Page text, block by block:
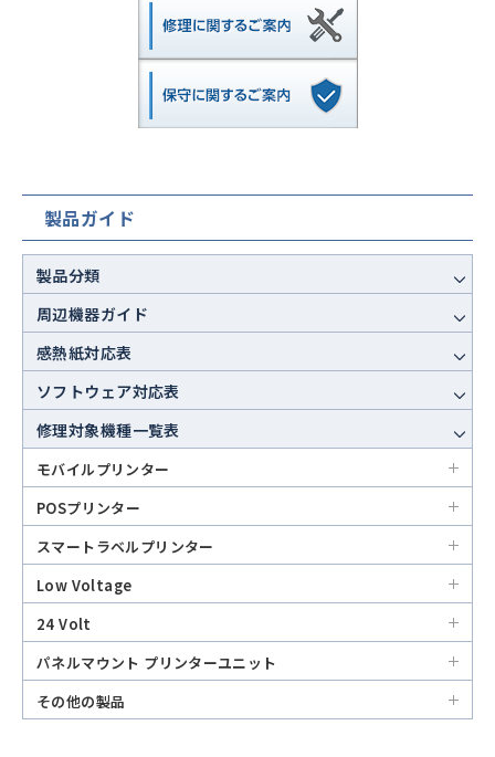
製品ガイド
製品分類
周辺機器ガイド
感熱紙対応表
ソフトウェア対応表
修理対象機種一覧表
モバイルプリンター
POSプリンター
スマートラベルプリンター
Low Voltage
24 Volt
パネルマウント プリンターユニット
その他の製品